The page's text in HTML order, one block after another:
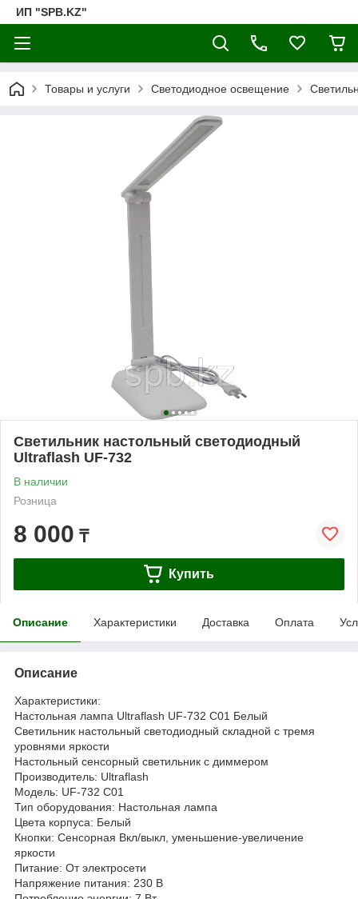
ИП "SPB.KZ"
Товары и услуги Светодиодное освещение
Светильник настольный светодиодный
Ultraflash UF-732
В наличии
Розница
8 000 ₸
Купить
Описание Характеристики Доставка Оплата
Описание
Характеристики:
Настольная лампа Ultraflash UF-732 C01 Белый
Светильник настольный светодиодный складной с тремя
уровнями яркости
Настольный сенсорный светильник с диммером
Производитель: Ultraflash
Модель: UF-732 C01
Тип оборудования: Настольная лампа
Цвета корпуса: Белый
Кнопки: Сенсорная Вкл/выкл, уменьшение-увеличение
яркости
Питание: От электросети
Напряжение питания: 230 В